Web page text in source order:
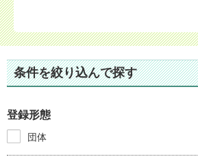
条件を絞り込んで探す
登録形態
団体